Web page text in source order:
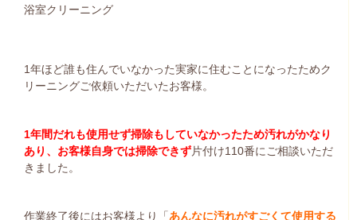
浴室クリーニング
1年ほど誰も住んでいなかった実家に住むことになったためク
リーニングご依頼いただいたお客様。
1年間だれも使用せず掃除もしていなかったため汚れがかなり
あり、お客様自身では掃除できず片付け110番にご相談いただ
きました。
作業終了後にはお客様より「あんなに汚れがすごくて使用する